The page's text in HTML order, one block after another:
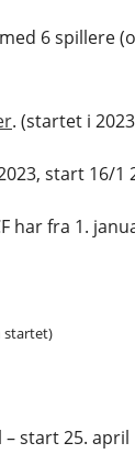
6
. (startet i
start 16/1
har fra 1.
startet)
start 25. april